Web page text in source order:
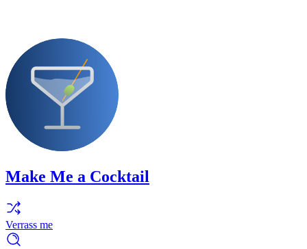
Make Me a Cocktail
Verrass me